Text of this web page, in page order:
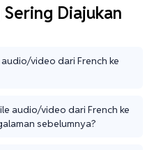
Diajukan
video dari French ke
audio/video dari French ke
sebelumnya?